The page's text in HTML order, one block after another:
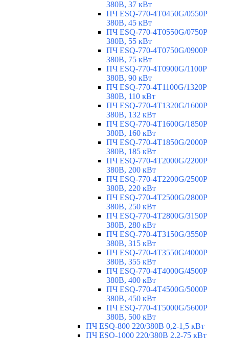
380В, 37 кВт
ПЧ ESQ-770-4T0450G/0550P
380В, 45 кВт
ПЧ ESQ-770-4T0550G/0750P
380В, 55 кВт
ПЧ ESQ-770-4T0750G/0900P
380В, 75 кВт
ПЧ ESQ-770-4T0900G/1100P
380В, 90 кВт
ПЧ ESQ-770-4T1100G/1320P
380В, 110 кВт
ПЧ ESQ-770-4T1320G/1600P
380В, 132 кВт
ПЧ ESQ-770-4T1600G/1850P
380В, 160 кВт
ПЧ ESQ-770-4T1850G/2000P
380В, 185 кВт
ПЧ ESQ-770-4T2000G/2200P
380В, 200 кВт
ПЧ ESQ-770-4T2200G/2500P
380В, 220 кВт
ПЧ ESQ-770-4T2500G/2800P
380В, 250 кВт
ПЧ ESQ-770-4T2800G/3150P
380В, 280 кВт
ПЧ ESQ-770-4T3150G/3550P
380В, 315 кВт
ПЧ ESQ-770-4T3550G/4000P
380В, 355 кВт
ПЧ ESQ-770-4T4000G/4500P
380В, 400 кВт
ПЧ ESQ-770-4T4500G/5000P
380В, 450 кВт
ПЧ ESQ-770-4T5000G/5600P
380В, 500 кВт
ПЧ ESQ-800 220/380В 0,2-1,5 кВт
ПЧ ESQ-1000 220/380В 2,2-75 кВт